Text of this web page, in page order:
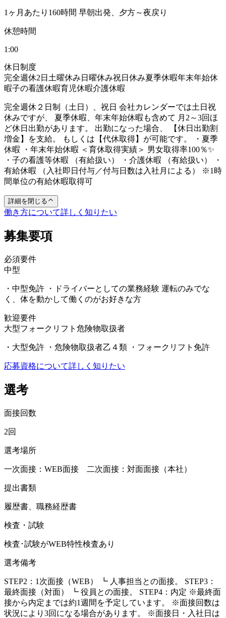
1ヶ月あたり160時間 早朝出発、夕方～夜戻り
休憩時間
1:00
休日制度
完全週休2日 土曜休み 日曜休み祝日休み夏季休暇年末年始休
暇子の看護休暇育児休暇介護休暇
完全週休２日制（土日）、祝日 会社カレンダーでは土日祝
休みですが、 夏季休暇、年末年始休暇も含めて 月2～3回ほ
ど休日出勤があります。 出勤になった場合、 【休日出勤割
増金】を支給。 もしくは【代休取得】が可能です。 ・夏季
休暇 ・年末年始休暇 ＜育休取得実績＞ 男女取得率100％✨
・子の看護等休暇 （有給扱い） ・介護休暇 （有給扱い） ・
有給休暇 （入社即日付与／付与日数は入社月による） ※1時
間単位の有給休暇取得可
詳細を閉じる
働き方について詳しく知りたい
募集要項
必須要件
中型
・中型免許 ・ドライバーとしての業務経験 運転のみでな
く、体を動かして働くのがお好きな方
歓迎要件
大型フォークリフト 危険物取扱者
・大型免許 ・危険物取扱者乙４類 ・フォークリフト免許
応募資格について詳しく知りたい
選考
面接回数
2回
選考場所
一次面接：WEB面接 二次面接：対面面接（本社）
提出書類
履歴書、職務経歴書
検査・試験
検査･試験がWEB特性検査あり
選考備考
STEP2：1次面接（WEB） ┗ 人事担当との面接。 STEP3：
最終面接（対面） ┗ 役員との面接。 STEP4：内定 ※最終面
接から内定までは約1週間を予定しています。 ※面接回数は
状況により3回になる場合があります。 ※面接日・入社日は